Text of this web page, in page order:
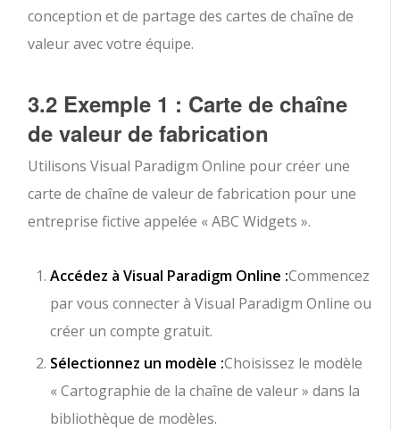
conception et de partage des cartes de chaîne de
valeur avec votre équipe.
3.2 Exemple 1 : Carte de chaîne
de valeur de fabrication
Utilisons Visual Paradigm Online pour créer une
carte de chaîne de valeur de fabrication pour une
entreprise fictive appelée « ABC Widgets ».
Accédez à Visual Paradigm Online :Commencez
par vous connecter à Visual Paradigm Online ou
créer un compte gratuit.
Sélectionnez un modèle :Choisissez le modèle
« Cartographie de la chaîne de valeur » dans la
bibliothèque de modèles.